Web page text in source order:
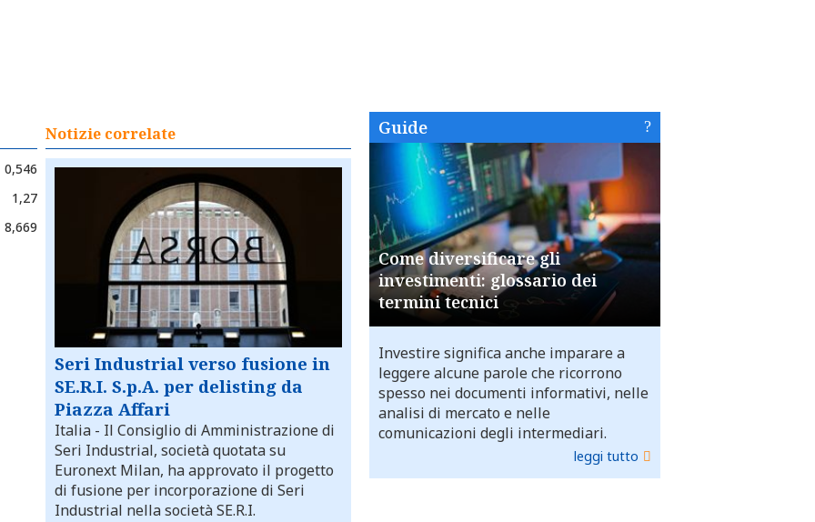
0,546
1,27
8,669
Notizie correlate
Seri Industrial verso fusione in
SE.R.I. S.p.A. per delisting da
Piazza Affari
Italia - Il Consiglio di Amministrazione di
Seri Industrial, società quotata su
Euronext Milan, ha approvato il progetto
di fusione per incorporazione di Seri
Industrial nella società SE.R.I.
Guide
Come diversificare gli
investimenti: glossario dei
termini tecnici
Investire significa anche imparare a
leggere alcune parole che ricorrono
spesso nei documenti informativi, nelle
analisi di mercato e nelle
comunicazioni degli intermediari.
leggi tutto